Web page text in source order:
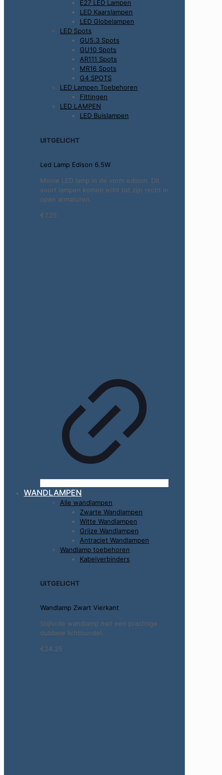
E27 LED Lampen
LED Kaarslampen
LED Globelampen
LED Spots
GU5.3 Spots
GU10 Spots
AR111 Spots
MR16 Spots
G4 SPOTS
LED Lampen Toebehoren
Fittingen
LED LAMPEN
LED Buislampen
UITGELICHT
Led Lamp Edison 6.5W
Mooie LED lamp in de vorm edison. Dit
soort lampen komen echt tot zijn recht in
open armaturen.
€7.25
WANDLAMPEN
Alle wandlampen
Zwarte Wandlampen
Witte Wandlampen
Grijze Wandlampen
Antraciet Wandlampen
Wandlamp toebehoren
Kabelverbinders
UITGELICHT
Wandlamp Zwart Vierkant
Stijlvolle wandlamp met een prachtige
dubbele lichtbundel.
€24.25